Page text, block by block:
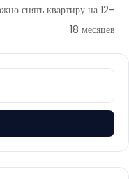
снять квартиру на 12–
18 месяцев